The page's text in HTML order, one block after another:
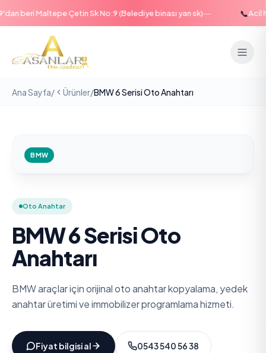
beri Maltepe Çetin Sk No:9 (Belediye binası yan sk)— Acil
Ana Sayfa/ Ürünler/BMW 6 Serisi Oto Anahtarı
BMW
Oto Anahtar
BMW 6 Serisi Oto
Anahtarı
BMW araçlar için orijinal oto anahtar kopyalama, yedek
anahtar üretimi ve immobilizer programlama hizmeti.
Fiyat bilgisi al 0543 540 56 38